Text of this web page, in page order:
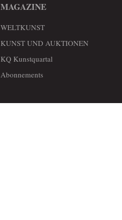
MAGAZINE
WELTKUNST
KUNST UND AUKTIONEN
KQ Kunstquartal
Abonnements